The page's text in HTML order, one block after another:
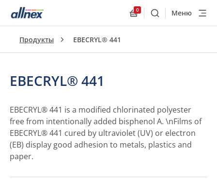
0
ПоискМеню
Продукты EBECRYL® 441
EBECRYL® 441
EBECRYL® 441 is a modified chlorinated polyester
free from intentionally added bisphenol A. \nFilms of
EBECRYL® 441 cured by ultraviolet (UV) or electron
(EB) display good adhesion to metals, plastics and
paper.